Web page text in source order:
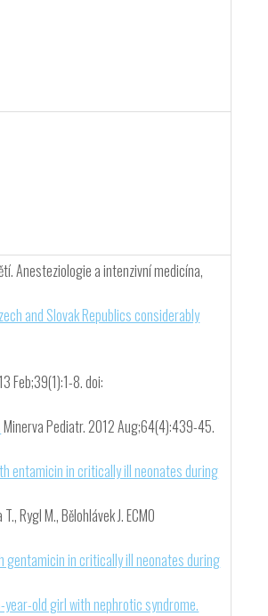
Anesteziologie a intenzivní medicína,
and Slovak Republics considerably
Feb;39(1):1-8. doi:
Minerva Pediatr. 2012 Aug;64(4):439-45.
entamicin in critically ill neonates during
Rygl M., Bělohlávek J. ECMO
gentamicin in critically ill neonates during
year-old girl with nephrotic syndrome.
škola zdravotnická,